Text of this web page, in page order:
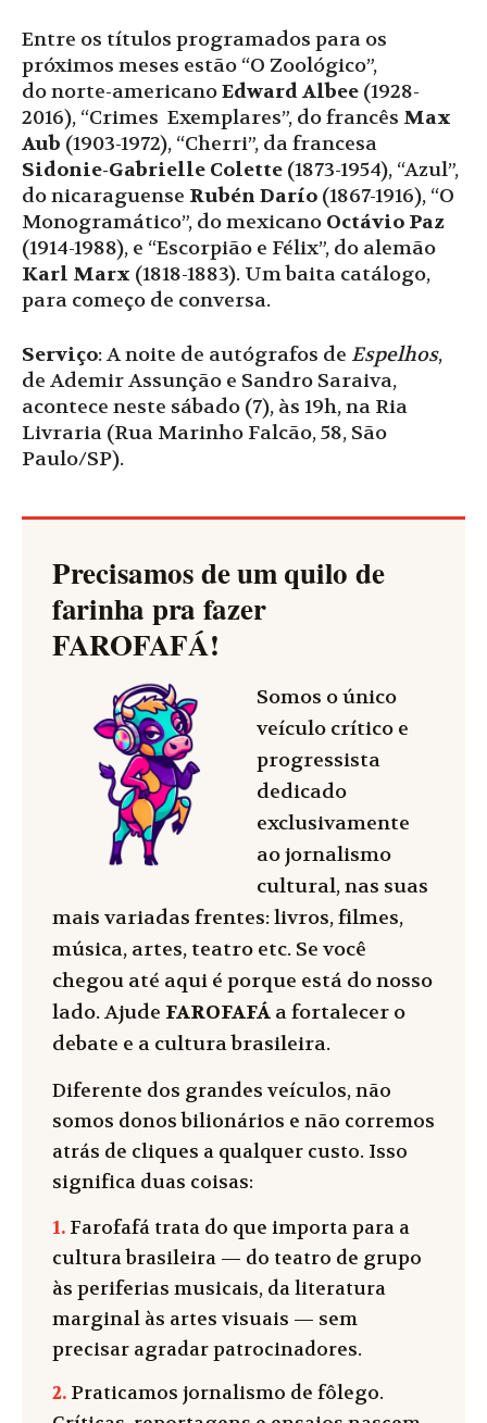
Entre os títulos programados para os
próximos meses estão “O Zoológico”,
do norte-americanoEdward Albee (1928-
2016), “Crimes Exemplares”, do francês Max
Aub (1903-1972), “Cherri”, da francesa
Sidonie-Gabrielle Colette (1873-1954), “Azul”,
do nicaraguense Rubén Darío (1867-1916), “O
Monogramático”, do mexicano Octávio Paz
(1914-1988), e “Escorpião e Félix”, do alemão
Karl Marx (1818-1883). Um baita catálogo,
para começo de conversa.
Serviço: A noite de autógrafos de Espelhos,
de Ademir Assunção e Sandro Saraiva,
acontece neste sábado (7), às 19h, na Ria
Livraria (Rua Marinho Falcão, 58, São
Paulo/SP).
Precisamos de um quilo de
farinha pra fazer
FAROFAFÁ!
Somos o único
veículo crítico e
progressista
dedicado
exclusivamente
ao jornalismo
cultural, nas suas
mais variadas frentes: livros, filmes,
música, artes, teatro etc. Se você
chegou até aqui é porque está do nosso
lado. Ajude FAROFAFÁ a fortalecer o
debate e a cultura brasileira.
Diferente dos grandes veículos, não
somos donos bilionários e não corremos
atrás de cliques a qualquer custo. Isso
significa duas coisas:
1. Farofafá trata do que importa para a
cultura brasileira — do teatro de grupo
às periferias musicais, da literatura
marginal às artes visuais — sem
precisar agradar patrocinadores.
2. Praticamos jornalismo de fôlego.